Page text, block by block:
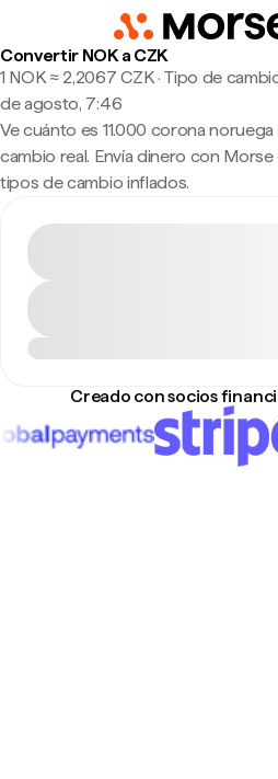
Convertir NOK a CZK
1 NOK ≈ 2,2067 CZK · Tipo de
de agosto, 7:46
Ve cuánto es 11.000 corona
cambio real. Envía dinero con
tipos de cambio inflados.
Creado con socios